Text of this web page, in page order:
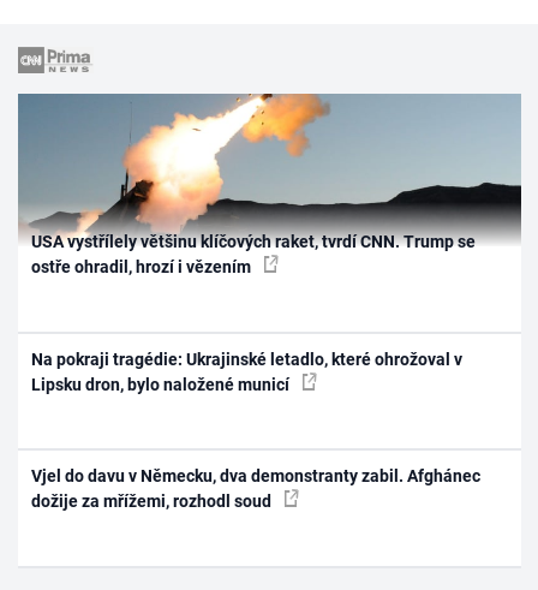
USA vystřílely většinu klíčových raket, tvrdí CNN. Trump se
ostře ohradil, hrozí i vězením
Na pokraji tragédie: Ukrajinské letadlo, které ohrožoval v
Lipsku dron, bylo naložené municí
Vjel do davu v Německu, dva demonstranty zabil. Afghánec
dožije za mřížemi, rozhodl soud